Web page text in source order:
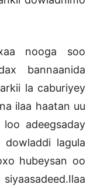
nooga soo
bannaanida
la caburiyey
ilaa haatan uu
adeegsaday
lagula
hubeysan oo